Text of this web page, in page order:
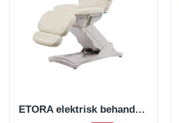
ETORA elektrisk behandlingsstol med 3 motorer